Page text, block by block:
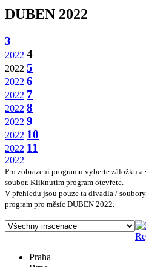
DUBEN 2022
3
2022 4
2022 5
2022 6
2022 7
2022 8
2022 9
2022 10
2022 11
2022
Pro zobrazení programu vyberte záložku
soubor. Kliknutím program otevřete.
V přehledu jsou pouze ta divadla /
program pro měsíc DUBEN 2022.
Praha